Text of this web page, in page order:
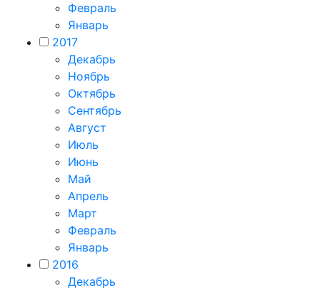
Февраль
Январь
2017
Декабрь
Ноябрь
Октябрь
Сентябрь
Август
Июль
Июнь
Май
Апрель
Март
Февраль
Январь
2016
Декабрь